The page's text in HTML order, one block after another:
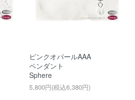
ピンクオパールAAA
ペンダント
Sphere
5,800円(税込6,380円)